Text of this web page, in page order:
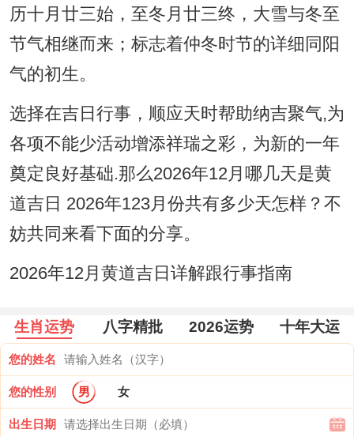
历十月廿三始，至冬月廿三终，大雪与冬至
节气相继而来；标志着仲冬时节的详细同阳
气的初生。
选择在吉日行事，顺应天时帮助纳吉聚气,为
各项不能少活动增添祥瑞之彩，为新的一年
奠定良好基础.那么2026年12月哪几天是黄
道吉日 2026年123月份共有多少天怎样？不
妨共同来看下面的分享。
2026年12月黄道吉日详解跟行事指南
生肖运势 八字精批 2026运势 十年大运
您的姓名
您的性别 男 女
出生日期